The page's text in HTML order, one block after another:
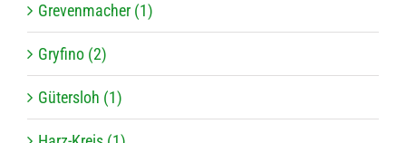
Grevenmacher (1)
Gryfino (2)
Gütersloh (1)